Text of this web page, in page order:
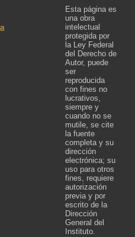
Esta página es
una obra
intelectual
protegida por
la Ley Federal
del Derecho de
Autor, puede
ser
reproducida
con fines no
lucrativos,
siempre y
cuando no se
mutile, se cite
la fuente
completa y su
dirección
electrónica; su
uso para otros
fines, requiere
autorización
previa y por
escrito de la
Dirección
General del
Instituto.